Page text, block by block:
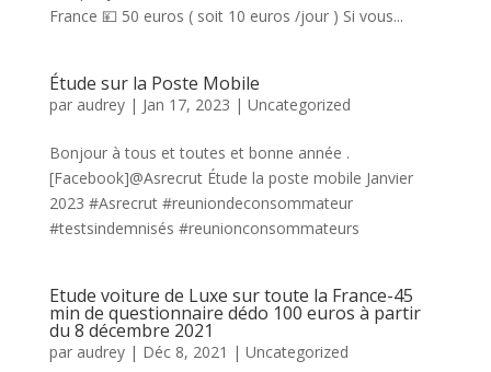
France 💴 50 euros ( soit 10 euros /jour ) Si vous...
Étude sur la Poste Mobile
par audrey| Jan 17, 2023 | Uncategorized
Bonjour à tous et toutes et bonne année .
[Facebook]@Asrecrut Étude la poste mobile Janvier
2023 #Asrecrut #reuniondeconsommateur
#testsindemnisés #reunionconsommateurs
Etude voiture de Luxe sur toute la France-45
min de questionnaire dédo 100 euros à partir
du 8 décembre 2021
par audrey| Déc 8, 2021 | Uncategorized